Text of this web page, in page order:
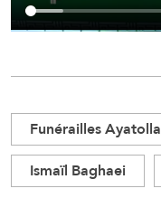
Funérailles
Ismaïl Baghaei